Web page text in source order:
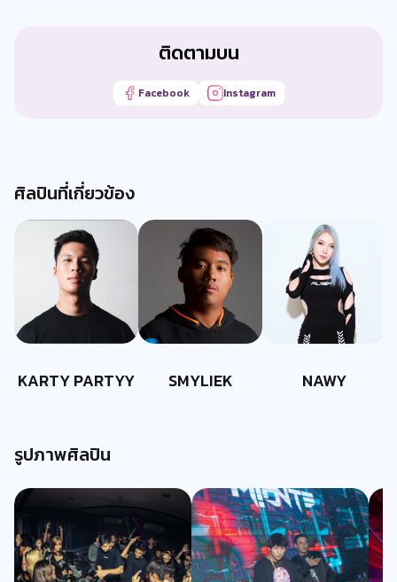
ติดตามบน
Facebook Instagram
ศิลปินที่เกี่ยวข้อง
KARTY PARTYY SMYLIEK NAWY
รูปภาพศิลปิน